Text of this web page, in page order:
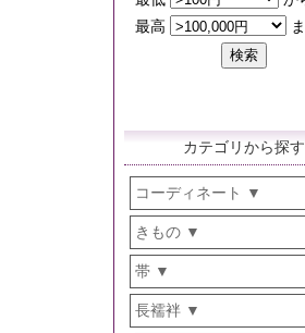
カテゴリから探す
コーディネート
きもの
帯
長襦袢